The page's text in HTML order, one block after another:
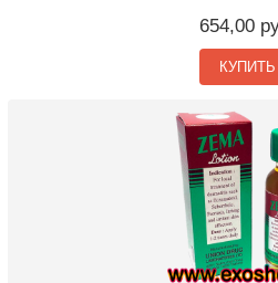
654,00
КУПИТЬ